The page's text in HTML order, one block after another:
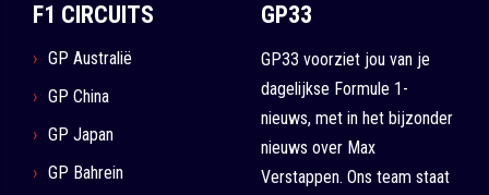
F1 CIRCUITS
GP Australië
GP China
GP Japan
GP Bahrein
GP33
GP33 voorziet jou van je
dagelijkse Formule 1-
nieuws, met in het bijzonder
nieuws over Max
Verstappen. Ons team staat